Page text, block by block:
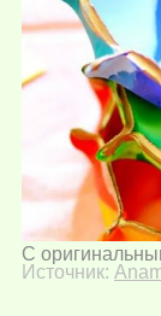
С
Источник: